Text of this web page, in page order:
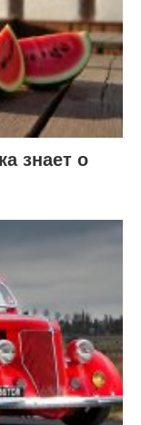
знает о